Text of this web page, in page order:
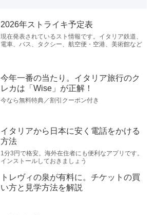
2026年ストライキ予定表
現在発表されているスト情報です。イタリア鉄道、
電車、バス、タクシー、航空便・空港、美術館など
今年一番の当たり。イタリア旅行のク
レカは「Wise」が正解！
今なら無料特典／割引クーポン付き
イタリアから日本に安く電話をかける
方法
1分3円で格安。海外在住者にも便利なアプリです。
インストールしておきましょう
トレヴィの泉が有料に。チケットの買
い方と見学方法を解説